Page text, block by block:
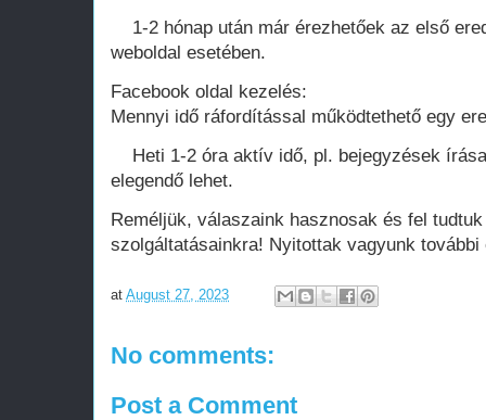
1-2 hónap után már érezhetőek az első
weboldal esetében.
Facebook oldal kezelés:
Mennyi idő ráfordítással működtethető egy
Heti 1-2 óra aktív idő, pl. bejegyzések
elegendő lehet.
Reméljük, válaszaink hasznosak és fel
szolgáltatásainkra! Nyitottak vagyunk további
at August 27, 2023
No comments:
Post a Comment